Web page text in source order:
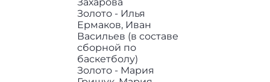
Золото - Илья
Ермаков, Иван
Васильев (в составе
сборной по
баскетболу)
Золото - Мария